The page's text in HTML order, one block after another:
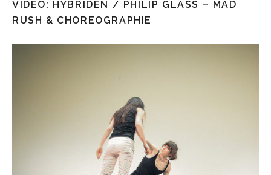
VIDEO: HYBRIDEN / PHILIP GLASS – MAD
RUSH & CHOREOGRAPHIE